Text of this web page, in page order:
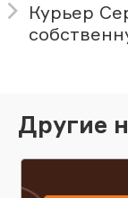
Курьер
Другие